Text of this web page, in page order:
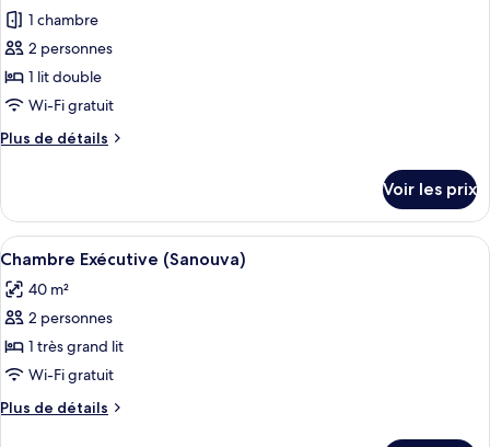
Deluxe
Double
photos
pour
ce
type
chambre :
Deluxe
1 chambre
2 personnes
1 lit double
Wi-Fi gratuit
Plus de détails
Plus
le
type
de
Chambre
Double
Voir les prix
Afficher
toutes
les
photos
pour
ce
type
de
Une chambre à coucher avec un
12
Chambre Exécutive (Sanouva)
40 m²
2 personnes
1 très grand lit
Wi-Fi gratuit
Plus de détails
Plus